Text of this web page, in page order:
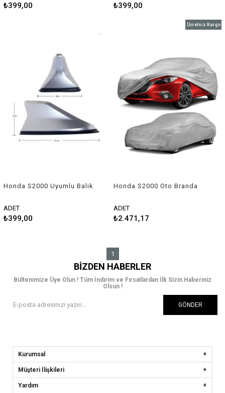
₺399,00 ₺399,00
Honda S2000 Uyumlu Balık
ADET
₺399,00
Honda S2000 Oto Branda
ADET
₺2.471,17
Ücretsiz Kargo
1
BIZDEN HABERLER
Bültenimize Üye Olun ! Tüm İndirim ve Fırsatlardan İlk Sizin Haberiniz
Olsun !
GÖNDER
Kurumsal
Müşteri İlişkileri
Yardım